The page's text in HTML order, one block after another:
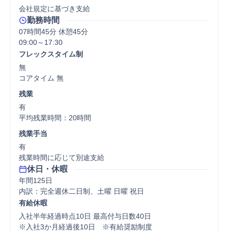
会社規定に基づき支給
勤務時間
07時間45分 休憩45分
フレックスタイム制
無
コアタイム 無
残業
有
平均残業時間：20時間
残業手当
有
残業時間に応じて別途支給
休日・休暇
年間125日
内訳：完全週休二日制、土曜 日曜 祝日
有給休暇
入社半年経過時点10日 最高付与日数40日
※入社3か月経過後10日　※有給奨励制度